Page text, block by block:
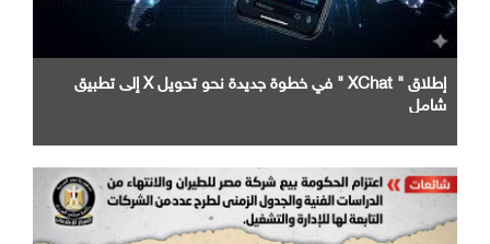
إطلاق " XChat " في خطوة جديدة نحو تحويل X إلى تطبيق
شامل